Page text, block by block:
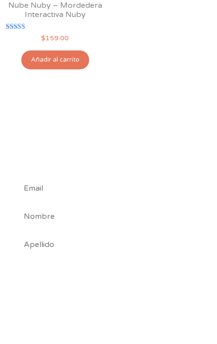
Nube Nuby – Mordedera
Interactiva Nuby
Valorado con
de 5
$159.00
Añadir al carrito